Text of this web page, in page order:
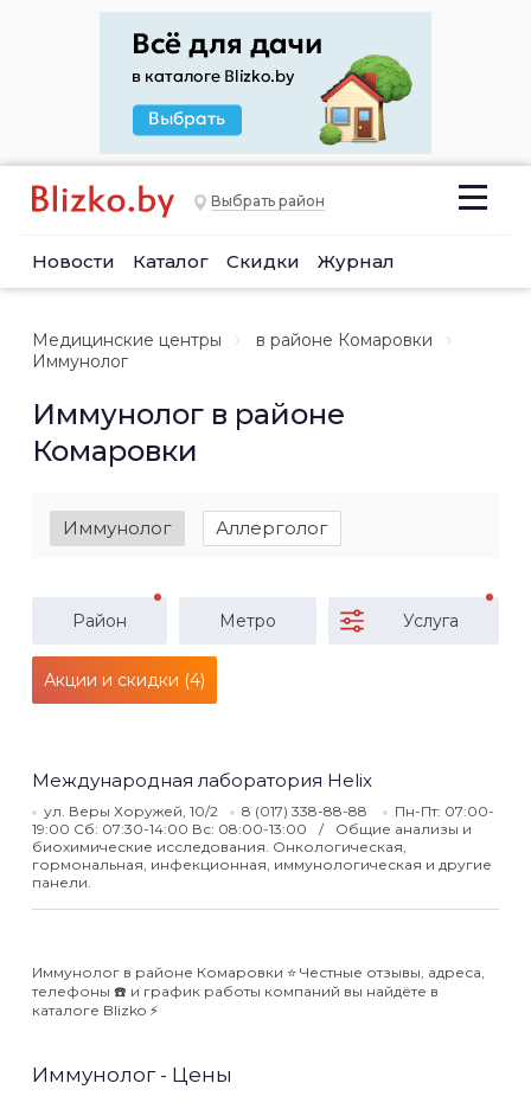
Выбрать район
Новости Каталог Скидки Журнал
Медицинские центры
в районе Комаровки
Иммунолог
Иммунолог в районе
Комаровки
Иммунолог Аллерголог
Район Метро Услуга
Акции и скидки (4)
Международная лаборатория Helix
ул. Веры Хоружей, 10/2 8 (017) 338-88-88
Пн-Пт: 07:00-
19:00 Сб: 07:30-14:00 Вс: 08:00-13:00
Общие анализы и
биохимические исследования. Онкологическая,
гормональная, инфекционная, иммунологическая и другие
панели.
Иммунолог в районе Комаровки ⭐️ Честные отзывы, адреса,
телефоны ☎️ и график работы компаний вы найдёте в
каталоге Blizko ⚡️
Иммунолог - Цены